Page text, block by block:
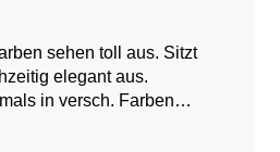
sehen toll aus. Sitzt
elegant aus.
in versch. Farben